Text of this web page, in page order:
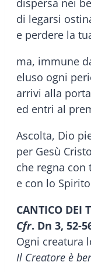
dispersa nei
di legarsi
e perdere la
ma, immune
eluso ogni
arrivi alla
ed entri al
Ascolta, Dio
per Gesù
che regna con
e con lo
CANTICO DEI
Cfr. Dn 3, 52-
Ogni creatura
Il Creatore è